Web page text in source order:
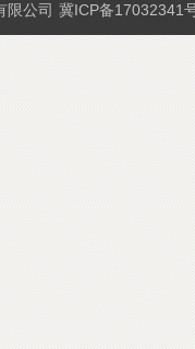
限公司 冀ICP备17032341